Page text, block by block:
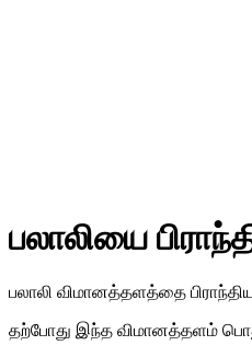
பலாலியை
பலாலி விமானத்தளத்தை
தற்போது இந்த விமானத்தளம்